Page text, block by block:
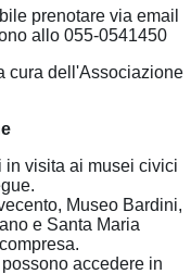
prenotare via email
allo 055-0541450
cura dell'Associazione
in visita ai musei civici
Museo Bardini,
e Santa Maria
accedere in